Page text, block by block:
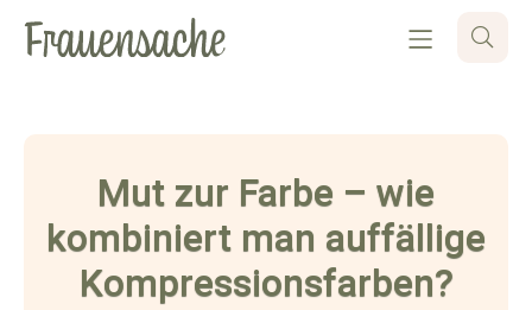
Mut zur Farbe – wie
kombiniert man auffällige
Kompressionsfarben?